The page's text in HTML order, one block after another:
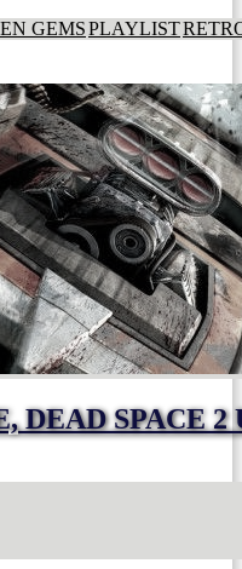
GEMSPLAYLIST
DEAD SPACE 2